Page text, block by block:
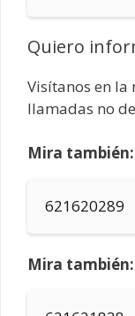
Quiero
Visítanos en
llamadas no
Mira también:
621620289
Mira también: